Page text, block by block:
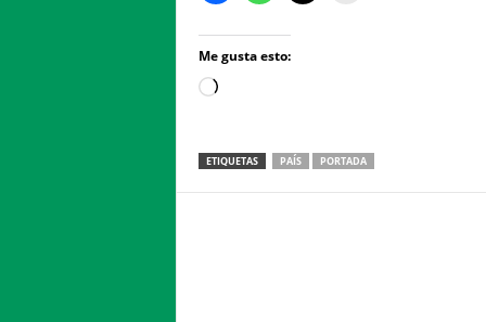
Me gusta esto:
Loading…
ETIQUETAS PAÍS PORTADA